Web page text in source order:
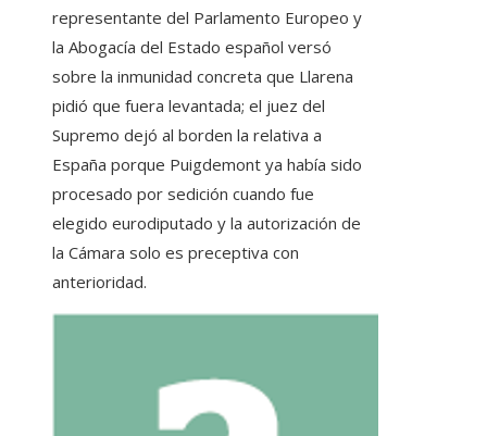
representante del Parlamento Europeo y
la Abogacía del Estado español versó
sobre la inmunidad concreta que Llarena
pidió que fuera levantada; el juez del
Supremo dejó al borden la relativa a
España porque Puigdemont ya había sido
procesado por sedición cuando fue
elegido eurodiputado y la autorización de
la Cámara solo es preceptiva con
anterioridad.